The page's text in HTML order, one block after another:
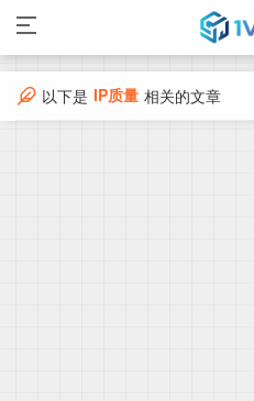
以下是 IP质量 相关的文章